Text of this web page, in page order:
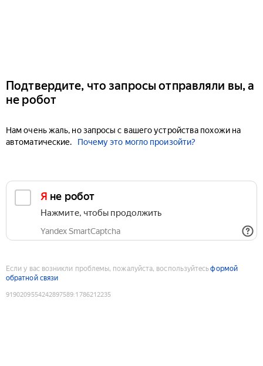
Подтвердите, что запросы отправляли вы, а
не робот
Нам очень жаль, но запросы с вашего устройства похожи на
автоматические.
Почему это могло произойти?
Я не робот
Нажмите, чтобы продолжить
Yandex SmartCaptcha
Если у вас возникли проблемы, пожалуйста, воспользуйтесьформой
обратной связи
9190209554242897589:1786212235